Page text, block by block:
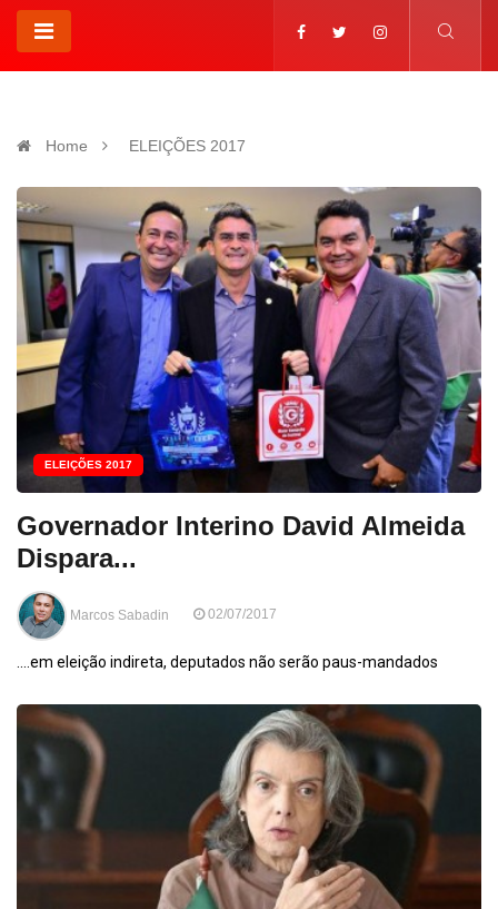
Home ELEIÇÕES 2017
ELEIÇÕES 2017
Governador Interino David Almeida
Dispara...
Marcos Sabadin 02/07/2017
....em eleição indireta, deputados não serão paus-mandados